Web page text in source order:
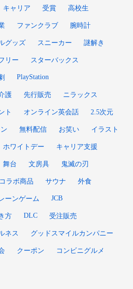
キャリア 受賞 高校生
ファンクラブ 腕時計
グッズ スニーカー 謎解き
リー スターバックス
PlayStation
護 先行販売 ニラックス
ト オンライン英会話 2.5次元
無料配信 お笑い イラスト
ホワイトデー キャリア支援
舞台 文房具 鬼滅の刃
コラボ商品 サウナ 外食
ーンゲーム JCB
方 DLC 受注販売
ネス グッドスマイルカンパニー
クーポン コンビニグルメ